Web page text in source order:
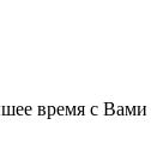
время с Вами